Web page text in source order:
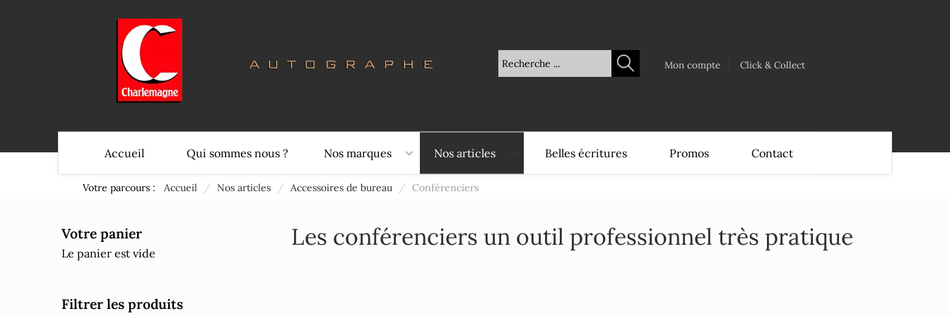
Mon compte Click & Collect
Accueil Qui sommes nous ? Nos marques Nos articles Belles écritures Promos Contact
Votre parcours : Accueil / Nos articles / Accessoires de bureau / Conférenciers
Votre panier
Le panier est vide
Filtrer les produits
Les conférenciers un outil professionnel très pratique